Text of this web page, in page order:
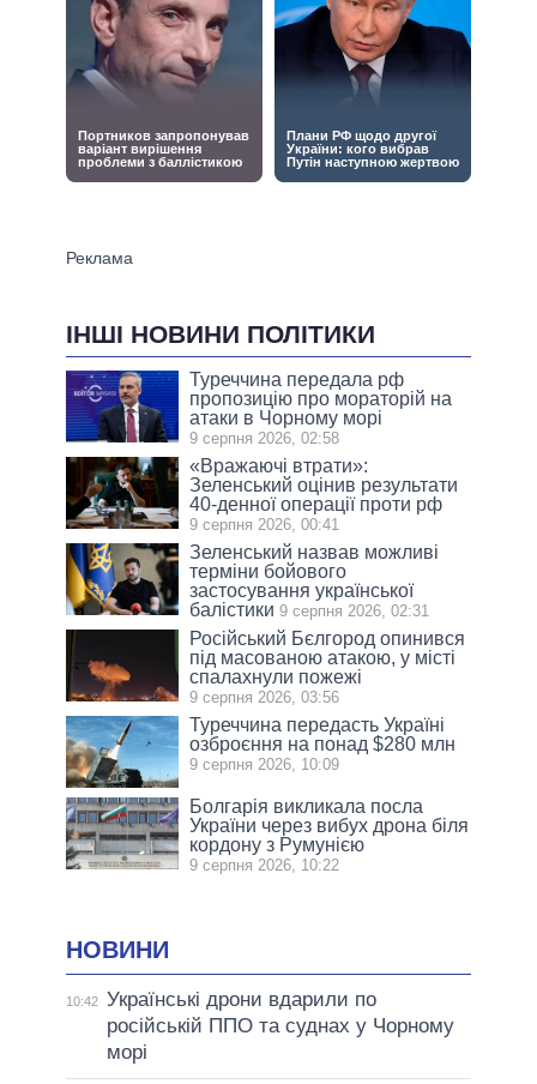
ІНШІ НОВИНИ ПОЛІТИКИ
Туреччина передала рф
пропозицію про мораторій на
атаки в Чорному морі
9 серпня 2026, 02:58
«Вражаючі втрати»:
Зеленський оцінив результати
40-денної операції проти рф
9 серпня 2026, 00:41
Зеленський назвав можливі
терміни бойового
застосування української
балістики 9 серпня 2026, 02:31
Російський Бєлгород опинився
під масованою атакою, у місті
спалахнули пожежі
9 серпня 2026, 03:56
Туреччина передасть Україні
озброєння на понад $280 млн
9 серпня 2026, 10:09
Болгарія викликала посла
України через вибух дрона біля
кордону з Румунією
9 серпня 2026, 10:22
НОВИНИ
10:42 Українські дрони вдарили по
російській ППО та суднах у Чорному
морі